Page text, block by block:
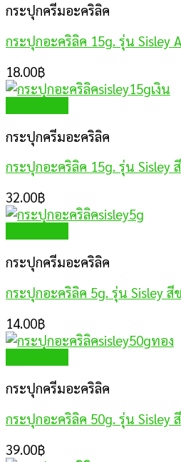
กระปุกครีมอะคริลิค
กระปุกอะคริลิค 15g. รุ่น Sisley
18.00฿
กระปุกครีมอะคริลิค
กระปุกอะคริลิค 15g. รุ่น Sisley
32.00฿
กระปุกครีมอะคริลิค
กระปุกอะคริลิค 5g. รุ่น Sisley สี
14.00฿
กระปุกครีมอะคริลิค
กระปุกอะคริลิค 50g. รุ่น Sisley
39.00฿